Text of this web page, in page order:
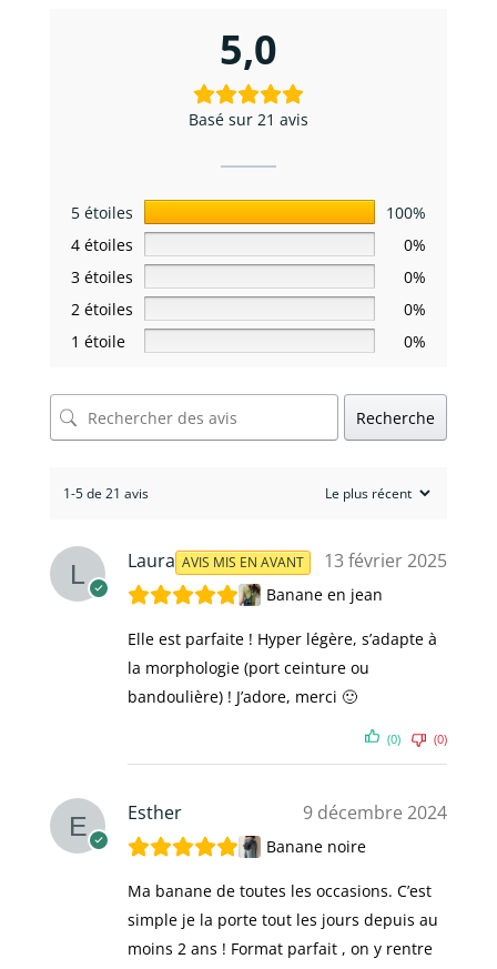
5,0
Basé sur 21 avis
5 étoiles
100%
4 étoiles
0%
3 étoiles
0%
2 étoiles
0%
1 étoile
0%
Recherche
1-5 de 21 avis
Laura AVIS MIS EN AVANT 13 février 2025
Banane en jean
Elle est parfaite ! Hyper légère, s’adapte à
la morphologie (port ceinture ou
bandoulière) ! J’adore, merci 🙂
(0) (0)
Esther 9 décembre 2024
Banane noire
Ma banane de toutes les occasions. C’est
simple je la porte tout les jours depuis au
moins 2 ans ! Format parfait , on y rentre